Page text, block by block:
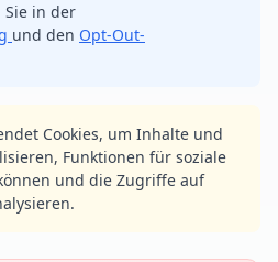
in der
und den Opt-Out-
Cookies, um Inhalte und
Funktionen für soziale
und die Zugriffe auf